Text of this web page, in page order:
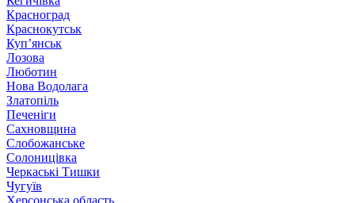
Красноград
Краснокутськ
Куп’янськ
Лозова
Люботин
Нова Водолага
Златопіль
Печеніги
Сахновщина
Слобожанське
Солоницівка
Черкаські Тишки
Чугуїв
Херсонська область